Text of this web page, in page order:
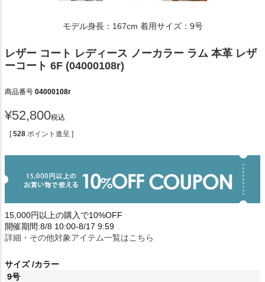
モデル身長：167cm 着用サイズ：9号
レザー コート レディース ノーカラー ラム 本革 レザ
ーコート 6F (04000108r)
商品番号 04000108r
¥52,800税込
[ 528 ポイント進呈 ]
15,000円以上の購入で10%OFF
開催期間:8/8 10:00-8/17 9:59
詳細・その他対象アイテム一覧はこちら
サイズ カラー
9号